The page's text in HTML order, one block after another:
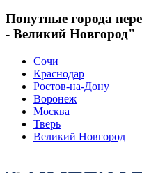
Попутные города
- Великий Новгород"
Сочи
Краснодар
Ростов-на-Дону
Воронеж
Москва
Тверь
Великий Новгород